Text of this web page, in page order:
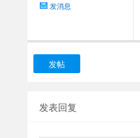
发消息
发帖
发表回复